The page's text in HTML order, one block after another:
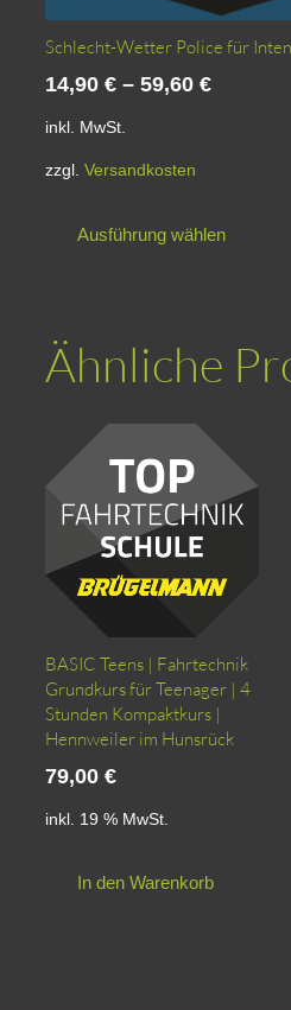
Schlecht-Wetter Police für
14,90 €– 59,60 €
inkl. MwSt.
zzgl. Versandkosten
Ausführung wählen
Ähnliche
BASIC Teens | Fahrtechnik
Grundkurs für Teenager | 4
Stunden Kompaktkurs |
Hennweiler im Hunsrück
79,00 €
inkl. 19 % MwSt.
In den Warenkorb